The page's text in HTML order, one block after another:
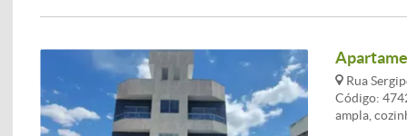
Social
Rua
Código:
ampla,